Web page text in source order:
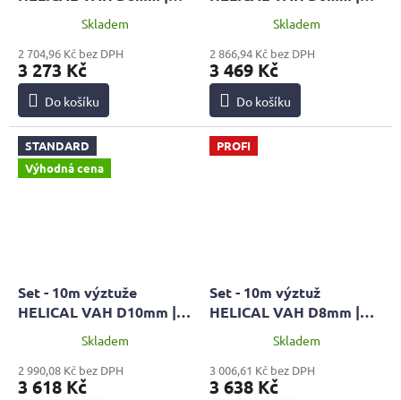
STANDARD + malta MPC
60 + pistol HOBBY
Skladem
2 704,96 Kč bez DPH
3 273 Kč
Do košíku
PROFI + malta MPC 60 +
pistol HOBBY
Skladem
2 866,94 Kč bez DPH
3 469 Kč
Do košíku
STANDARD
Výhodná cena
Set - 10m výztuže
HELICAL VAH D10mm |
STANDARD + malta MPC
60 + pistol HOBBY
Skladem
2 990,08 Kč bez DPH
3 618 Kč
PROFI
Set - 10m výztuž
HELICAL VAH D8mm |
PROFI + malta MPC 60 +
pistol HOBBY
Skladem
3 006,61 Kč bez DPH
3 638 Kč